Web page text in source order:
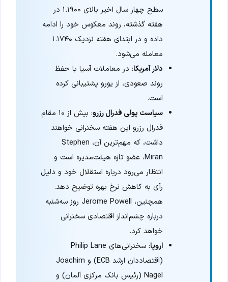
سطح چهار سال اخیر بالای ۱.۱۹۰۰ در
هفته گذشته، روند معکوس خود را ادامه
داده و در ابتدای هفته نزدیک ۱.۱۷۴۰
معامله می‌شود.
دلار آمریکا: در معاملات آسیا با حفظ
روند صعودی، از یورو پشتیبانی کرده
است.
سیاست پولی فدرال رزرو
: بیش از ۱۰ مقام
فدرال رزرو این هفته سخنرانی خواهند
داشت، که مهم‌ترین آن، Stephen
Miran، عضو تازه هیئت‌مدیره است و
انتظار می‌رود درباره استقلال خود و دلیل
رأی به کاهش نرخ بهره توضیح دهد.
همچنین، Jerome Powell روز سه‌شنبه
درباره چشم‌انداز اقتصادی سخنرانی
خواهد کرد.
اروپا
: سخنرانی‌های Philip Lane
(اقتصاددان ارشد ECB) و Joachim
Nagel (رئیس بانک مرکزی آلمان) و